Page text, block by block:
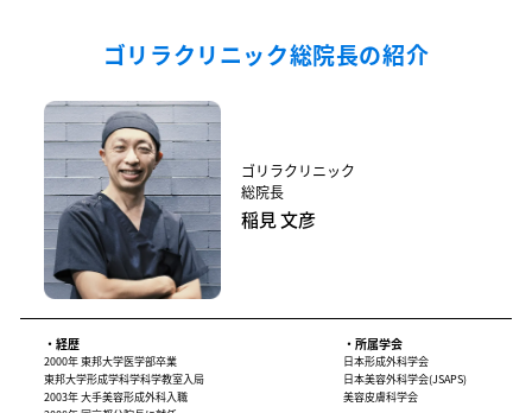
ゴリラクリニック総院長の紹介
ゴリラクリニック
総院長
稲見 文彦
・経歴
2000年 東邦大学医学部卒業
東邦大学形成学科学科学教室入局
2003年 大手美容形成外科入職
・所属学会
日本形成外科学会
日本美容外科学会(JSAPS)
美容皮膚科学会